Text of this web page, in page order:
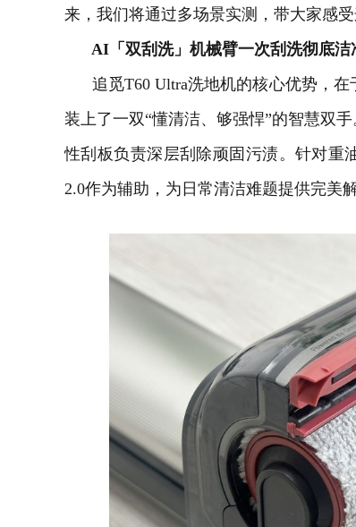
来，我们将通过多场景实测，带大家感受
AI 「双刮洗」机械臂一次刮洗彻底洁
追觅T60 Ultra洗地机的核心优势，
装上了一双“懂清洁、够强悍”的智慧双
性刮板负责深层刮除顽固污渍。针对重
2.0作为辅助，为日常清洁难题提供完美